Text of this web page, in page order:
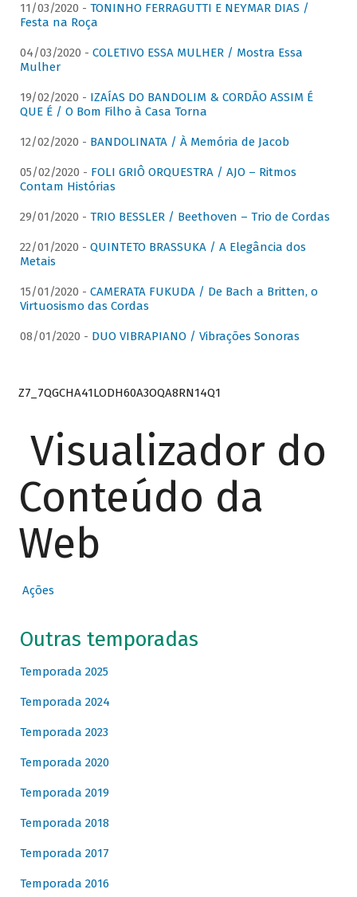
11/03/2020 - TONINHO FERRAGUTTI E NEYMAR DIAS /
Festa na Roça
04/03/2020 - COLETIVO ESSA MULHER / Mostra Essa
Mulher
19/02/2020 - IZAÍAS DO BANDOLIM & CORDÃO ASSIM É
QUE É / O Bom Filho à Casa Torna
12/02/2020 - BANDOLINATA / À Memória de Jacob
05/02/2020 - FOLI GRIÔ ORQUESTRA / AJO – Ritmos
Contam Histórias
29/01/2020 - TRIO BESSLER / Beethoven – Trio de Cordas
22/01/2020 - QUINTETO BRASSUKA / A Elegância dos
Metais
15/01/2020 - CAMERATA FUKUDA / De Bach a Britten, o
Virtuosismo das Cordas
08/01/2020 - DUO VIBRAPIANO / Vibrações Sonoras
Z7_7QGCHA41LODH60A3OQA8RN14Q1
Visualizador do
Conteúdo da
Web
Ações
Outras temporadas
Temporada 2025
Temporada 2024
Temporada 2023
Temporada 2020
Temporada 2019
Temporada 2018
Temporada 2017
Temporada 2016